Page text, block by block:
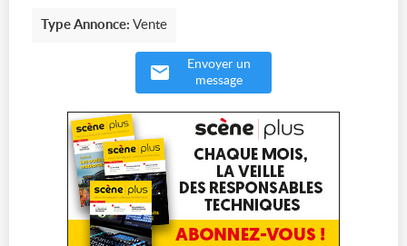
Type Annonce: Vente
Envoyer un
message